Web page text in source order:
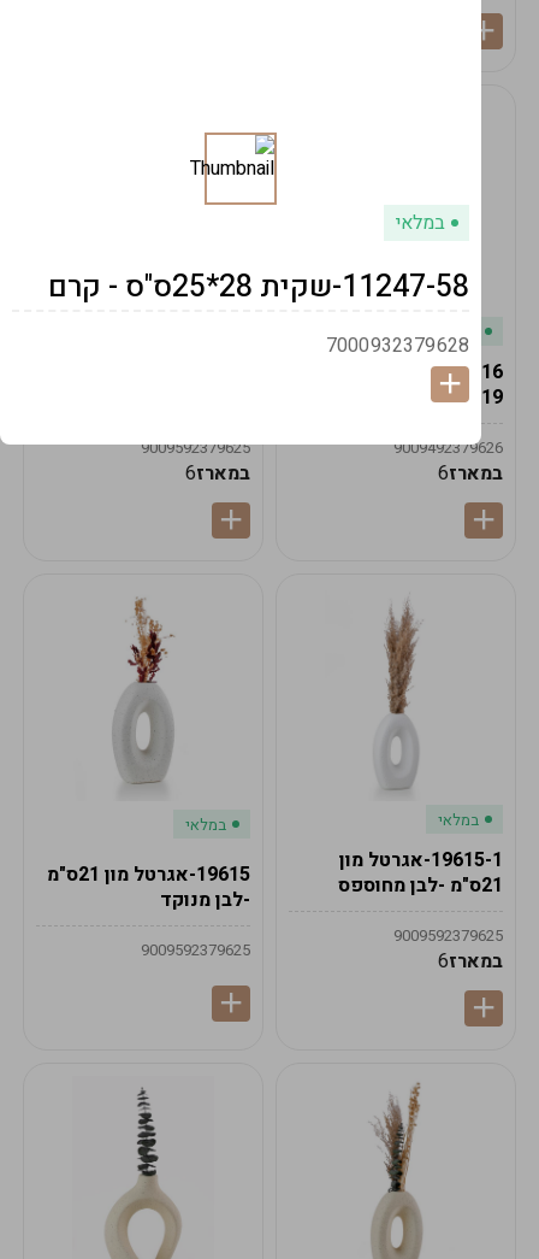
19616-אגרטל הרמס
19ס"מ -קרם
9009492379626
במארז6
9009592379625
במארז6
במלאי
19615-1-אגרטל מון
21ס"מ -לבן מחוספס
9009592379625
במארז6
במלאי
19615-אגרטל מון 21ס"מ
-לבן מנוקד
9009592379625
במלאי
11247-58-שקית 28*25ס"ס - קרם
7000932379628